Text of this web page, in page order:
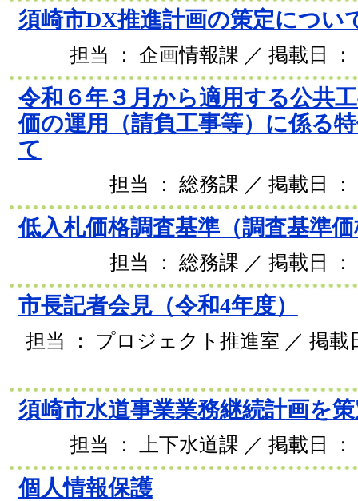
須崎市DX推進計画の策定につい
担当 ： 企画情報課 ／ 掲載日 ：
令和６年３月から適用する公共
価の運用（請負工事等）に係る
て
担当 ： 総務課 ／ 掲載日
低入札価格調査基準（調査基準
担当 ： 総務課 ／ 掲載日
市長記者会見（令和4年度）
担当 ： プロジェクト推進室 ／ 掲載
須崎市水道事業業務継続計画を
担当 ： 上下水道課 ／ 掲載日 ：
個人情報保護